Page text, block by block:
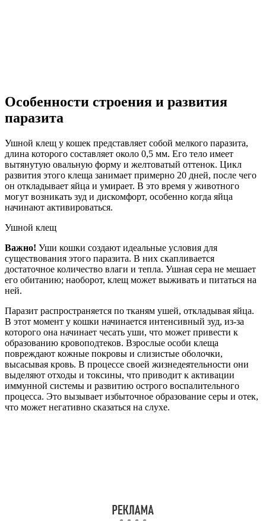
Особенности строения и развития
паразита
Ушной клещ у кошек представляет собой мелкого паразита,
длина которого составляет около 0,5 мм. Его тело имеет
вытянутую овальную форму и желтоватый оттенок. Цикл
развития этого клеща занимает примерно 20 дней, после чего
он откладывает яйца и умирает. В это время у животного
могут возникать зуд и дискомфорт, особенно когда яйца
начинают активироваться.
Ушной клещ
Важно! Уши кошки создают идеальные условия для
существования этого паразита. В них скапливается
достаточное количество влаги и тепла. Ушная сера не мешает
его обитанию; наоборот, клещ может выживать и питаться на
ней.
Паразит распространяется по тканям ушей, откладывая яйца.
В этот момент у кошки начинается интенсивный зуд, из-за
которого она начинает чесать уши, что может привести к
образованию кровоподтеков. Взрослые особи клеща
повреждают кожные покровы и слизистые оболочки,
высасывая кровь. В процессе своей жизнедеятельности они
выделяют отходы и токсины, что приводит к активации
иммунной системы и развитию острого воспалительного
процесса. Это вызывает избыточное образование серы и отек,
что может негативно сказаться на слухе.